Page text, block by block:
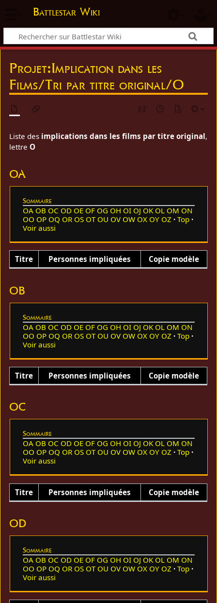
Battlestar Wiki
Projet:Implication dans les
Films/Tri par titre original/O
Liste des implications dans les films par titre original,
lettre O
OA
Sommaire
OA OB OC OD OE OF OG OH OI OJ OK OL OM ON
OO OP OQ OR OS OT OU OV OW OX OY OZ
Top
Voir aussi
Titre Personnes impliquées Copie modèle
OB
Sommaire
OA OB OC OD OE OF OG OH OI OJ OK OL OM ON
OO OP OQ OR OS OT OU OV OW OX OY OZ
Top
Voir aussi
Titre Personnes impliquées Copie modèle
OC
Sommaire
OA OB OC OD OE OF OG OH OI OJ OK OL OM ON
OO OP OQ OR OS OT OU OV OW OX OY OZ
Top
Voir aussi
Titre Personnes impliquées Copie modèle
OD
Sommaire
OA OB OC OD OE OF OG OH OI OJ OK OL OM ON
OO OP OQ OR OS OT OU OV OW OX OY OZ
Top
Voir aussi